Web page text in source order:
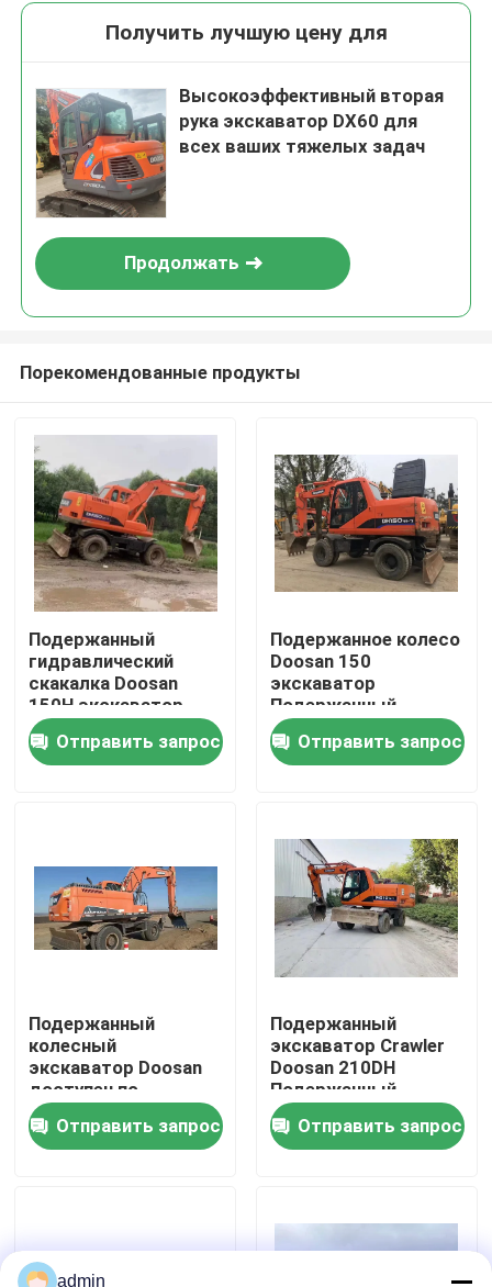
Домой
Продукты
Экскурсия по заводу
Свяжитесь с нами
Запросите цитату
Использованные строительные машины
Получить лучшую цену для
Высокоэффективный вторая
рука экскаватор DX60 для
всех ваших тяжелых задач
Продолжать
Порекомендованные продукты
Подержанный
гидравлический
скакалка Doosan
150H экскаватор
Подержанный
экскаватор Doosan
Отправить запрос
Подержанное колесо
Doosan 150
экскаватор
Подержанный
экскаватор Doosan
Отправить запрос
Подержанный
колесный
экскаватор Doosan
доступен по
приемлемой цене с
низким рабочим
временем
Отправить запрос
Подержанный
экскаватор Crawler
Doosan 210DH
Подержанный
экскаватор Doosan
Отправить запрос
admin